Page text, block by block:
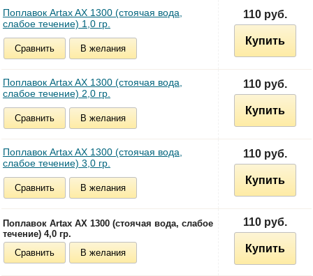
Поплавок Artax AX 1300 (стоячая вода,
слабое течение) 1,0 гр.
Сравнить В желания
110 руб.
Купить
Поплавок Artax AX 1300 (стоячая вода,
слабое течение) 2,0 гр.
Сравнить В желания
110 руб.
Купить
Поплавок Artax AX 1300 (стоячая вода,
слабое течение) 3,0 гр.
Сравнить В желания
110 руб.
Купить
Поплавок Artax AX 1300 (стоячая вода, слабое
течение) 4,0 гр.
Сравнить
В желания
110 руб.
Купить